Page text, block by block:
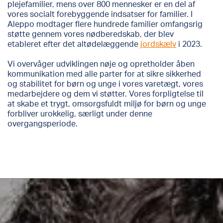
plejefamilier, mens over 800 mennesker er en del af
vores socialt forebyggende indsatser for familier. I
Aleppo modtager flere hundrede familier omfangsrig
støtte gennem vores nødberedskab, der blev
etableret efter det altødelæggende jordskælv i 2023.
Vi overvåger udviklingen nøje og opretholder åben
kommunikation med alle parter for at sikre sikkerhed
og stabilitet for børn og unge i vores varetægt, vores
medarbejdere og dem vi støtter. Vores forpligtelse til
at skabe et trygt, omsorgsfuldt miljø for børn og unge
forbliver urokkelig, særligt under denne
overgangsperiode.